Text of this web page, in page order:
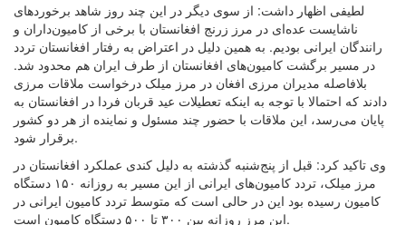
لطیفی اظهار داشت: از سوی دیگر در این چند روز شاهد برخوردهای
ناشایست عده‌ای در مرز زرنج افغانستان با برخی از کامیون‌داران و
رانندگان ایرانی بودیم. به همین دلیل در اعتراض به رفتار افغانستان تردد
در مسیر برگشت کامیون‌های افغانستان از طرف ایران هم محدود شد.
بلافاصله مدیران مرزی افغان در مرز میلک درخواست ملاقات مرزی
دادند که احتمالا با توجه به اینکه تعطیلات عید قربان فردا در افغانستان به
پایان می‌رسد، این ملاقات با حضور چند مسئول و نماینده از هر دو کشور
برقرار شود.
وی تاکید کرد: قبل از پنج‌شنبه گذشته به دلیل کندی عملکرد افغانستان در
مرز میلک، تردد کامیون‌های ایرانی از این مسیر به روزانه ۱۵۰ دستگاه
کامیون رسیده‌ بود این در حالی است که متوسط تردد کامیون ایرانی در
این مرز روزانه بین ۳۰۰ تا ۵۰۰ دستگاه کامیون است.